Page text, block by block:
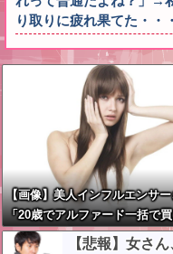
り取りに疲れ果てた・・・
【画像】美人インフルエンサ
「20歳でアルファード一括で
ゃう私って素敵」←これってガ
【悲報】女さ